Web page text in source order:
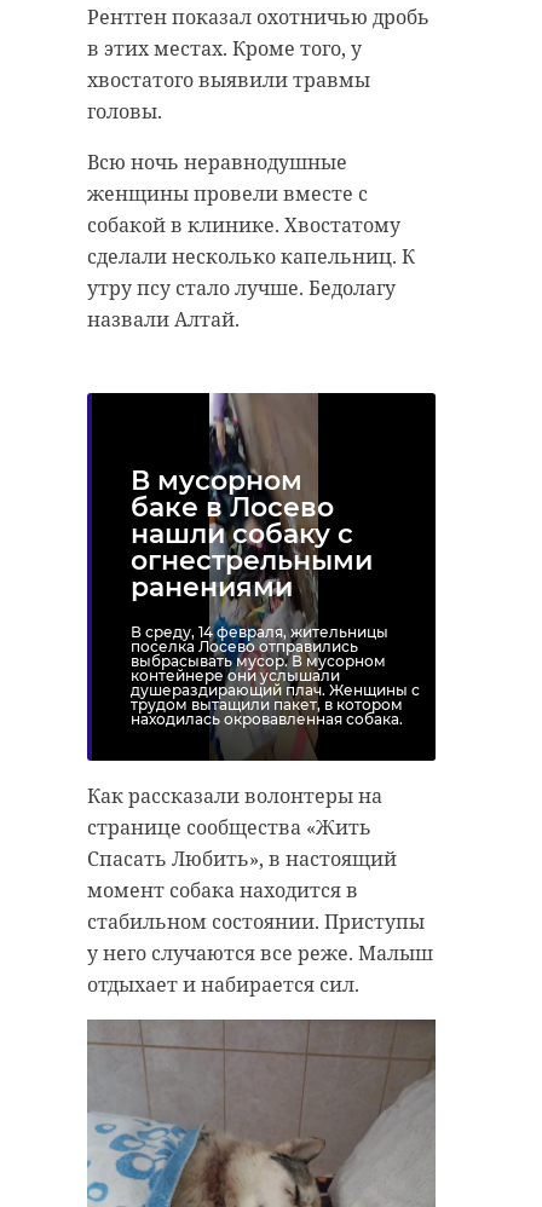
Рентген показал охотничью дробь
в этих местах. Кроме того, у
хвостатого выявили травмы
головы.
Всю ночь неравнодушные
женщины провели вместе с
собакой в клинике. Хвостатому
сделали несколько капельниц. К
утру псу стало лучше. Бедолагу
назвали Алтай.
В мусорном
баке в Лосево
нашли собаку с
огнестрельными
ранениями
В среду, 14 февраля, жительницы
поселка Лосево отправились
выбрасывать мусор. В мусорном
контейнере они услышали
душераздирающий плач. Женщины с
трудом вытащили пакет, в котором
находилась окровавленная собака.
Как рассказали волонтеры на
странице сообщества «Жить
Спасать Любить», в настоящий
момент собака находится в
стабильном состоянии. Приступы
у него случаются все реже. Малыш
отдыхает и набирается сил.